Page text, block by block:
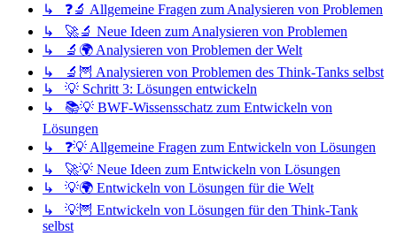
↳ ❓🔬 Allgemeine Fragen zum Analysieren von Problemen
↳ 🚀🔬 Neue Ideen zum Analysieren von Problemen
↳ 🔬🌍 Analysieren von Problemen der Welt
↳ 🔬🦉 Analysieren von Problemen des Think-Tanks selbst
↳ 💡 Schritt 3: Lösungen entwickeln
↳ 📚💡 BWF-Wissensschatz zum Entwickeln von
Lösungen
↳ ❓💡 Allgemeine Fragen zum Entwickeln von Lösungen
↳ 🚀💡 Neue Ideen zum Entwickeln von Lösungen
↳ 💡🌍 Entwickeln von Lösungen für die Welt
↳ 💡🦉 Entwickeln von Lösungen für den Think-Tank
selbst